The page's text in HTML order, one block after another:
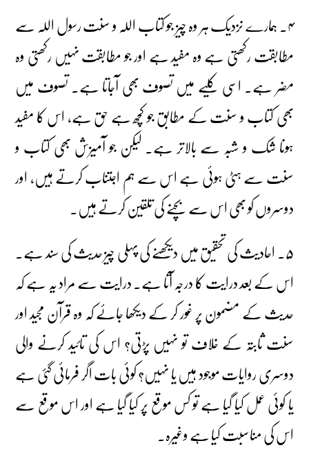
۴۔ ہمارے نزدیک ہر وہ چیز جو کتاب اللہ و سنت رسول اللہ سے
مطابقت رکھتی ہے وہ مفید ہے اور جو مطابقت نہیں رکھتی وہ
مضر ہے۔ اسی کلیے میں تصوف بھی آجاتا ہے۔ تصوف میں
بھی کتاب و سنت کے مطابق جو کچھ ہے حق ہے، اس کا مفید
ہونا شک و شبہ سے بالاتر ہے۔ لیکن جو آمیزش بھی کتاب و
سنت سے ہٹی ہوئی ہے اس سے ہم اجتناب کرتے ہیں، اور
دوسروں کو بھی اس سے بچنے کی تلقین کرتے ہیں۔
۵۔ احادیث کی تحقیق میں دیکھنے کی پہلی چیز حدیث کی سند ہے۔
اس کے بعد درایت کا درجہ آتا ہے۔ درایت سے مراد یہ ہے کہ
حدیث کے مضمون پر غور کر کے دیکھا جائے کہ وہ قرآن مجید اور
سنت ثابتہ کے خلاف تو نہیں پڑتی؟ اس کی تائید کرنے والی
دوسری روایات موجود ہیں یا نہیں؟ کوئی بات اگر فرمائی گئی ہے
یا کوئی عمل کیا گیا ہے تو کس موقع پر کیا گیا ہے اور اس موقع سے
اس کی مناسبت کیا ہے وغیرہ۔